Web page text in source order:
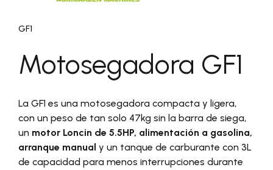
GF1
Motosegadora GF1
La GF1 es una motosegadora compacta y ligera,
con un peso de tan solo 47kg sin la barra de siega,
un motor Loncin de 5.5HP, alimentación a gasolina,
arranque manual y un tanque de carburante con 3L
de capacidad para menos interrupciones durante